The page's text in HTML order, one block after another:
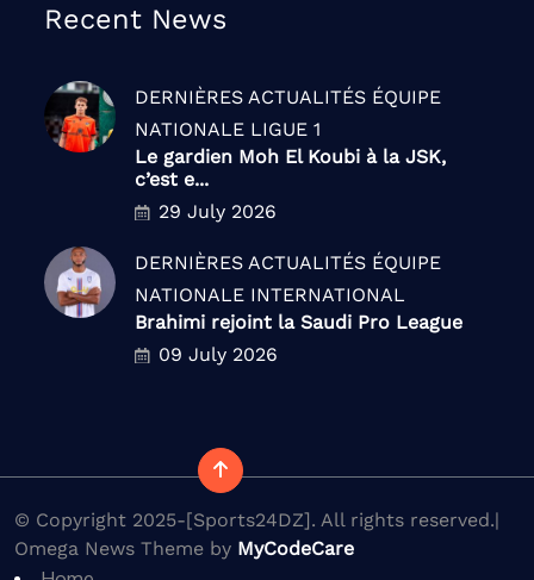
Recent News
DERNIÈRES ACTUALITÉS ÉQUIPE
NATIONALE LIGUE 1
Le gardien Moh El Koubi à la JSK,
c’est e...
29 July 2026
DERNIÈRES ACTUALITÉS ÉQUIPE
NATIONALE INTERNATIONAL
Brahimi rejoint la Saudi Pro League
09 July 2026
© Copyright 2025-[Sports24DZ]. All rights reserved.|
Omega News Theme by MyCodeCare